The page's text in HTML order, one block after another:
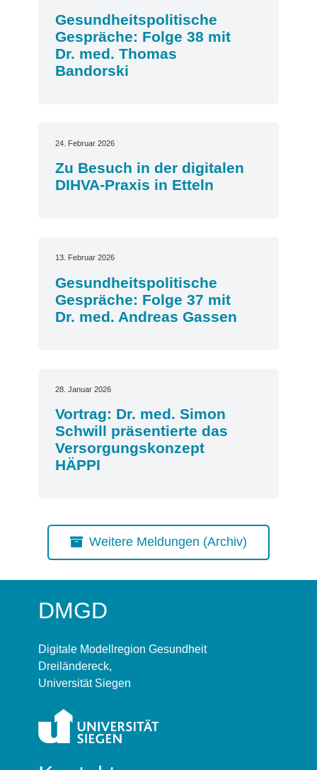
Gesundheitspolitische
Gespräche: Folge 38 mit
Dr. med. Thomas
Bandorski
24. Februar 2026
Zu Besuch in der digitalen
DIHVA-Praxis in Etteln
13. Februar 2026
Gesundheitspolitische
Gespräche: Folge 37 mit
Dr. med. Andreas Gassen
28. Januar 2026
Vortrag: Dr. med. Simon
Schwill präsentierte das
Versorgungskonzept
HÄPPI
Weitere Meldungen (Archiv)
DMGD
Digitale Modellregion Gesundheit
Dreiländereck,
Universität Siegen